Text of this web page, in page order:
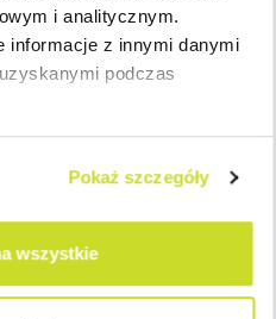
i analitycznym.
informacje z innymi danymi
podczas
Pokaż szczegóły
wszystkie
zwolnienia podmiotowego z
została zgłoszona do
6 miesięcy od
w regulacjach
będzie obejmować kosztów
z uzyskaniem środków